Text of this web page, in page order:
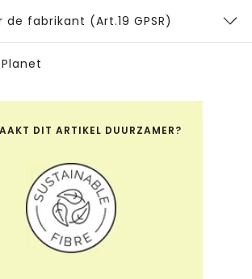
fabrikant (Art.19 GPSR)
DIT ARTIKEL DUURZAMER?